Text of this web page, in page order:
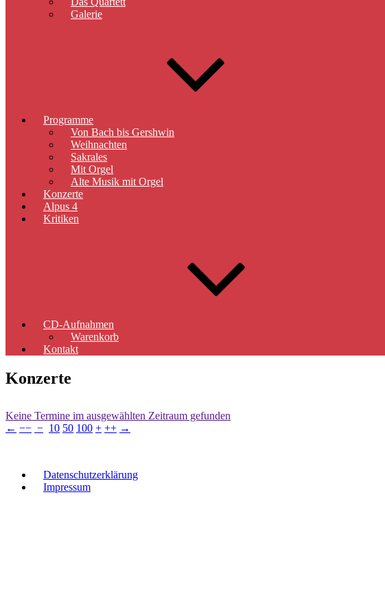
Galerie
Programme
Von Bach bis Gershwin
Weihnachten
Sakrales
Mit Orgel
Alte Musik mit Orgel
Konzerte
Alpus 4
Kritiken
CD-Aufnahmen
Warenkorb
Kontakt
Konzerte
Keine Termine im ausgewählten Zeitraum gefunden
← −− − 10 50 100 + ++ →
Datenschutzerklärung
Impressum